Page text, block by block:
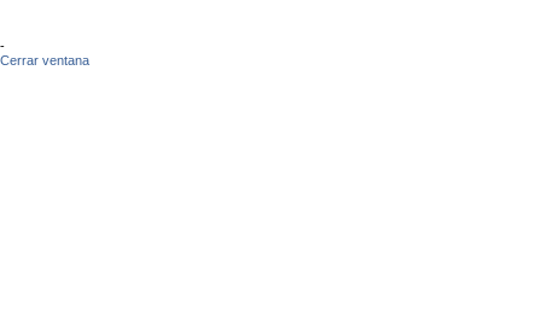
-
Cerrar ventana